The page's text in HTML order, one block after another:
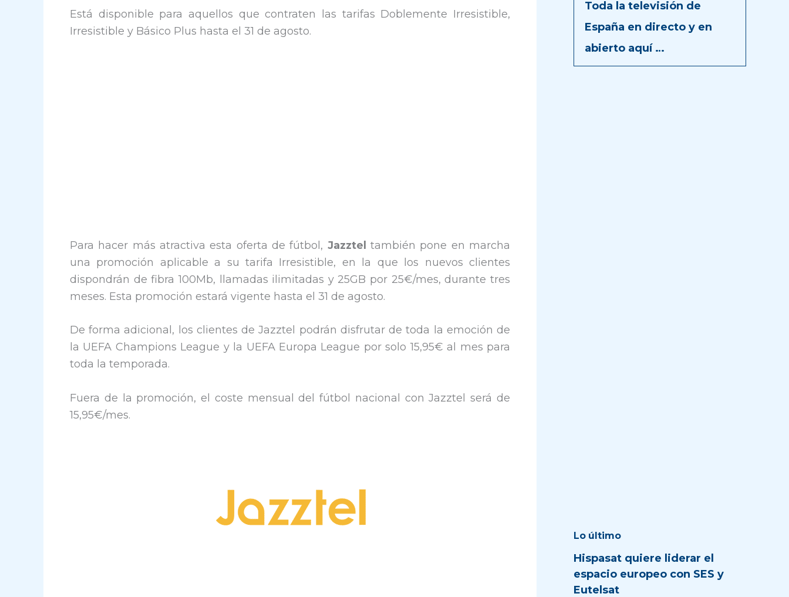
Está disponible para aquellos que contraten las tarifas Doblemente Irresistible,
Irresistible y Básico Plus hasta el 31 de agosto.
Para hacer más atractiva esta oferta de fútbol, Jazztel también pone en marcha
una promoción aplicable a su tarifa Irresistible, en la que los nuevos clientes
dispondrán de fibra 100Mb, llamadas ilimitadas y 25GB por 25€/mes, durante tres
meses. Esta promoción estará vigente hasta el 31 de agosto.
De forma adicional, los clientes de Jazztel podrán disfrutar de toda la emoción de
la UEFA Champions League y la UEFA Europa League por solo 15,95€ al mes para
toda la temporada.
Fuera de la promoción, el coste mensual del fútbol nacional con Jazztel será de
15,95€/mes.
Toda la televisión de
España en directo y en
abierto aquí …
Lo último
Hispasat quiere liderar el
espacio europeo con SES y
Eutelsat